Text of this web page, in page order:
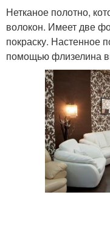
Нетканое полотно,
волокон. Имеет две
покраску. Настенное
помощью флизелина